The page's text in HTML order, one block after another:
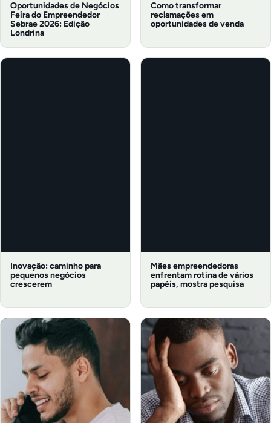
Oportunidades de Negócios
Feira do Empreendedor
Sebrae 2026: Edição
Londrina
Como transformar
reclamações em
oportunidades de venda
Inovação: caminho para
pequenos negócios
crescerem
Mães empreendedoras
enfrentam rotina de vários
papéis, mostra pesquisa